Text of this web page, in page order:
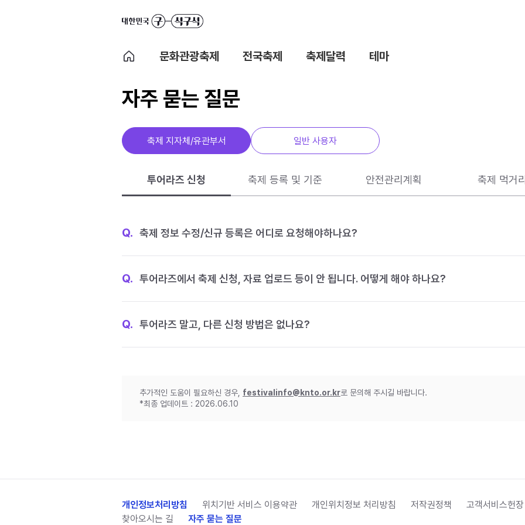
문화관광축제 전국축제 축제달력 테마
자주 묻는 질문
축제 지자체/유관부서 일반 사용자
투어라즈 신청 축제 등록 및 기준 안전관리계획 축제 먹거리
Q. 축제 정보 수정/신규 등록은 어디로 요청해야하나요?
Q. 투어라즈에서 축제 신청, 자료 업로드 등이 안 됩니다. 어떻게 해야 하나요?
Q. 투어라즈 말고, 다른 신청 방법은 없나요?
추가적인 도움이 필요하신 경우, festivalinfo@knto.or.kr로 문의해 주시길 바랍니다.
*최종 업데이트 : 2026.06.10
개인정보처리방침 위치기반 서비스 이용약관 개인위치정보 처리방침 저작권정책 고객서비스헌장
찾아오시는 길
자주 묻는 질문